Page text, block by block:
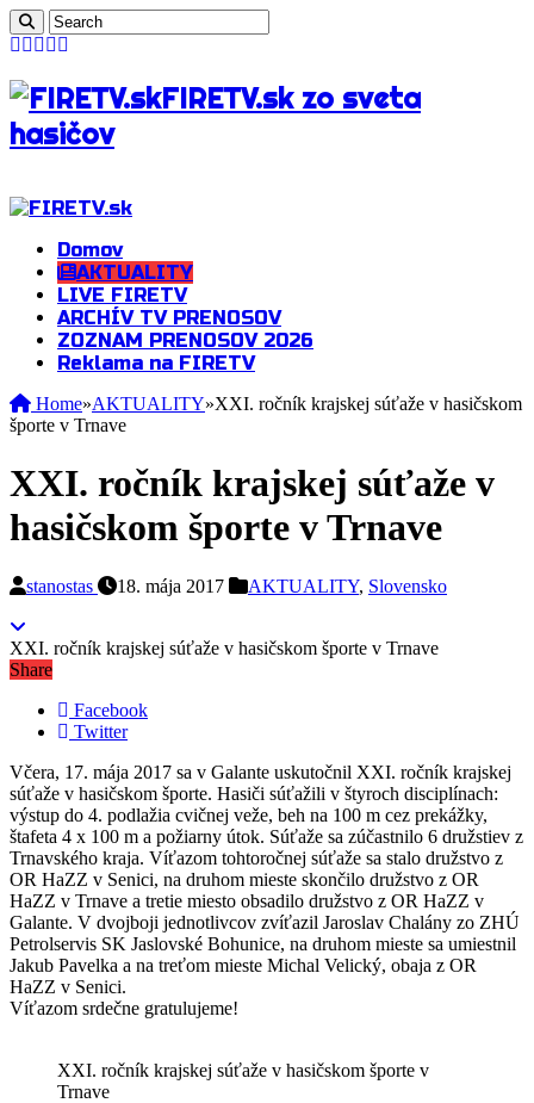
FIRETV.sk zo sveta
hasičov
Domov
AKTUALITY
LIVE FIRETV
ARCHÍV TV PRENOSOV
ZOZNAM PRENOSOV 2026
Reklama na FIRETV
Home»AKTUALITY»XXI. ročník krajskej súťaže v hasičskom
športe v Trnave
XXI. ročník krajskej súťaže v
hasičskom športe v Trnave
stanostas 18. mája 2017 AKTUALITY, Slovensko
XXI. ročník krajskej súťaže v hasičskom športe v Trnave
Share
Facebook
Twitter
Včera, 17. mája 2017 sa v Galante uskutočnil XXI. ročník krajskej
súťaže v hasičskom športe. Hasiči súťažili v štyroch disciplínach:
výstup do 4. podlažia cvičnej veže, beh na 100 m cez prekážky,
štafeta 4 x 100 m a požiarny útok. Súťaže sa zúčastnilo 6 družstiev z
Trnavského kraja. Víťazom tohtoročnej súťaže sa stalo družstvo z
OR HaZZ v Senici, na druhom mieste skončilo družstvo z OR
HaZZ v Trnave a tretie miesto obsadilo družstvo z OR HaZZ v
Galante. V dvojboji jednotlivcov zvíťazil Jaroslav Chalány zo ZHÚ
Petrolservis SK Jaslovské Bohunice, na druhom mieste sa umiestnil
Jakub Pavelka a na treťom mieste Michal Velický, obaja z OR
HaZZ v Senici.
Víťazom srdečne gratulujeme!
XXI. ročník krajskej súťaže v hasičskom športe v
Trnave